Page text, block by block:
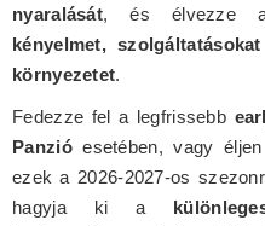
nyaralását, és élvezze
kényelmet, szolgáltatásokat
környezetet.
Fedezze fel a legfrissebb
Panzióesetében, vagy
ezek a 2026-2027-os
hagyja ki a